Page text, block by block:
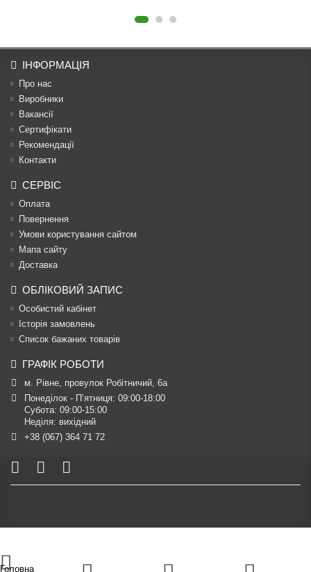
ІНФОРМАЦІЯ
Про нас
Виробники
Вакансії
Сертифікати
Рекомендації
Контакти
СЕРВІС
Оплата
Повернення
Умови користування сайтом
Мапа сайту
Доставка
ОБЛІКОВИЙ ЗАПИС
Особистий кабінет
Історія замовлень
Список бажаних товарів
ГРАФІК РОБОТИ
м. Рівне, провулок Робітничий, 6а
Понеділок - П’ятниця: 09:00-18:00
Субота: 09:00-15:00
Неділя: вихідний
+38 (067) 364 71 72
Головна